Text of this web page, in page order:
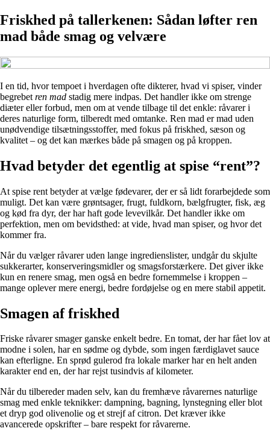
Friskhed på tallerkenen: Sådan løfter ren
mad både smag og velvære
I en tid, hvor tempoet i hverdagen ofte dikterer, hvad vi spiser, vinder
begrebet ren mad stadig mere indpas. Det handler ikke om strenge
diæter eller forbud, men om at vende tilbage til det enkle: råvarer i
deres naturlige form, tilberedt med omtanke. Ren mad er mad uden
unødvendige tilsætningsstoffer, med fokus på friskhed, sæson og
kvalitet – og det kan mærkes både på smagen og på kroppen.
Hvad betyder det egentlig at spise “rent”?
At spise rent betyder at vælge fødevarer, der er så lidt forarbejdede som
muligt. Det kan være grøntsager, frugt, fuldkorn, bælgfrugter, fisk, æg
og kød fra dyr, der har haft gode levevilkår. Det handler ikke om
perfektion, men om bevidsthed: at vide, hvad man spiser, og hvor det
kommer fra.
Når du vælger råvarer uden lange ingredienslister, undgår du skjulte
sukkerarter, konserveringsmidler og smagsforstærkere. Det giver ikke
kun en renere smag, men også en bedre fornemmelse i kroppen –
mange oplever mere energi, bedre fordøjelse og en mere stabil appetit.
Smagen af friskhed
Friske råvarer smager ganske enkelt bedre. En tomat, der har fået lov at
modne i solen, har en sødme og dybde, som ingen færdiglavet sauce
kan efterligne. En sprød gulerod fra lokale marker har en helt anden
karakter end en, der har rejst tusindvis af kilometer.
Når du tilbereder maden selv, kan du fremhæve råvarernes naturlige
smag med enkle teknikker: dampning, bagning, lynstegning eller blot
et dryp god olivenolie og et strejf af citron. Det kræver ikke
avancerede opskrifter – bare respekt for råvarerne.